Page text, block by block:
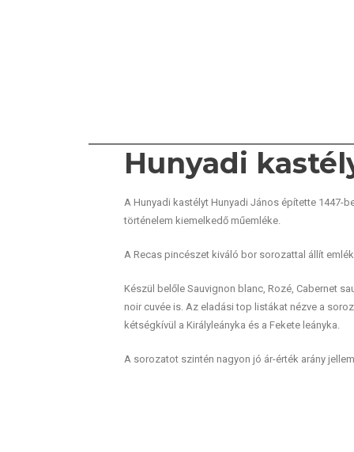
Hunyadi
A Hunyadi kastélyt Hunyadi János építette 1447-
történelem kiemelkedő műemléke.
A Recas pincészet kiváló bor sorozattal állít
Készül belőle Sauvignon blanc, Rozé, Cabernet
noir cuvée is. Az eladási top listákat nézve a
kétségkívül a Királyleányka és a Fekete leányka.
A sorozatot szintén nagyon jó ár-érték arány